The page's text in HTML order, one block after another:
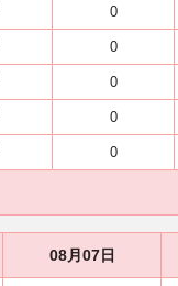
0
0
0
0
0
08月07日